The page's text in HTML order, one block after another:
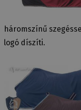
háromszínű
logó díszíti.